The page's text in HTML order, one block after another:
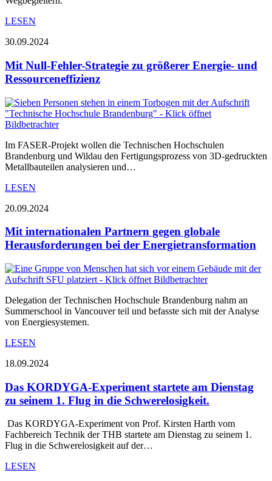
LESEN
30.09.2024
Mit Null-Fehler-Strategie zu größerer Energie- und
Ressourceneffizienz
Im FASER-Projekt wollen die Technischen Hochschulen
Brandenburg und Wildau den Fertigungsprozess von 3D-gedruckten
Metallbauteilen analysieren und…
LESEN
20.09.2024
Mit internationalen Partnern gegen globale
Herausforderungen bei der Energietransformation
Delegation der Technischen Hochschule Brandenburg nahm an
Summerschool in Vancouver teil und befasste sich mit der Analyse
von Energiesystemen.
LESEN
18.09.2024
Das KORDYGA-Experiment startete am Dienstag
zu seinem 1. Flug in die Schwerelosigkeit.
Das KORDYGA-Experiment von Prof. Kirsten Harth vom
Fachbereich Technik der THB startete am Dienstag zu seinem 1.
Flug in die Schwerelosigkeit auf der…
LESEN